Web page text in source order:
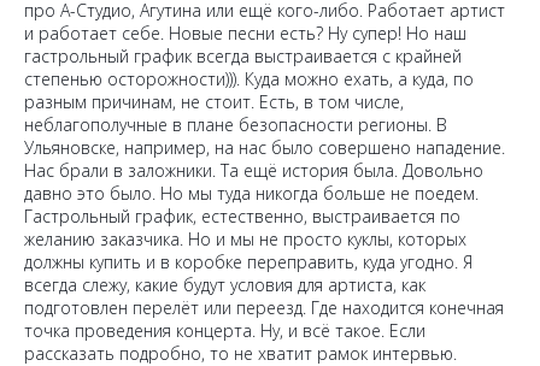
про А-Студио, Агутина или ещё кого-либо. Работает артист
и работает себе. Новые песни есть? Ну супер! Но наш
гастрольный график всегда выстраивается с крайней
степенью осторожности))). Куда можно ехать, а куда, по
разным причинам, не стоит. Есть, в том числе,
неблагополучные в плане безопасности регионы. В
Ульяновске, например, на нас было совершено нападение.
Нас брали в заложники. Та ещё история была. Довольно
давно это было. Но мы туда никогда больше не поедем.
Гастрольный график, естественно, выстраивается по
желанию заказчика. Но и мы не просто куклы, которых
должны купить и в коробке переправить, куда угодно. Я
всегда слежу, какие будут условия для артиста, как
подготовлен перелёт или переезд. Где находится конечная
точка проведения концерта. Ну, и всё такое. Если
рассказать подробно, то не хватит рамок интервью.